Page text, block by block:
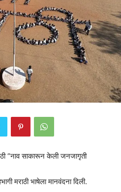
“नाव साकारून केली जनजागृती
मराठी भाषेला मानवंदना दिली.